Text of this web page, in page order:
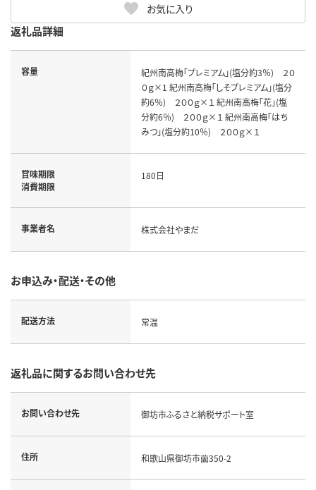
お気に入り
返礼品詳細
容量
紀州南高梅「プレミアム」(塩分約3％) ２０
０ｇ×1 紀州南高梅「しそプレミアム」(塩分
約6％) ２００ｇ×１ 紀州南高梅「花」(塩
分約6％) ２００ｇ×１ 紀州南高梅「はち
みつ」(塩分約10％) ２００ｇ×１
賞味期限
消費期限
180日
事業者名 株式会社やまだ
お申込み・配送・その他
配送方法 常温
返礼品に関するお問い合わせ先
お問い合わせ先 御坊市ふるさと納税サポート室
住所 和歌山県御坊市薗350-2